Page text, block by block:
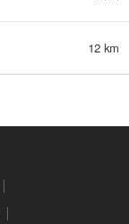
12 km